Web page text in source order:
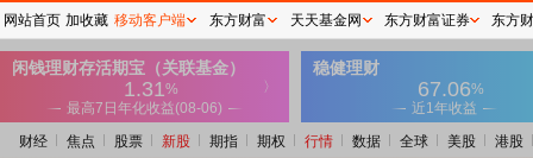
财经 焦点 股票 新股 期指 期权 行情 数据 全球 美股 港股
网站首页 加收藏 移动客户端 东方财富 天天基金网 东方财富证券 东方